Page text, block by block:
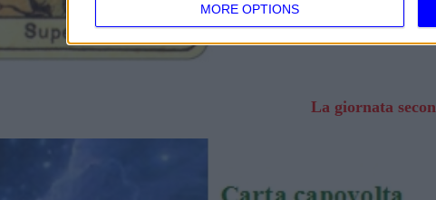
MORE OPTIONS
La giornata